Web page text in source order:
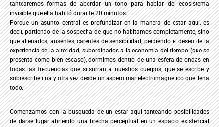
tantearemos formas de abordar un tono para hablar del ecosistema
invisible que ella habitó durante 20 minutos.
Porque un asunto central es profundizar en la manera de estar aquí, es
decir, partiendo de la sospecha de que no habitamos completamente, sino
que alienados, ausentes, carentes de sensibilidad, perdiendo el deseo de la
experiencia de la alteridad, subordinados a la economía del tiempo (que se
presenta como bien escaso), dormimos dentro de una esfera de ondas en
todas las frecuencias que susurran a nuestros cuerpos, que se escribe y
sobrescribe una y otra vez desde un áspéro mar electromagnético que llena
todo.
Comenzamos con la busqueda de un estar aquí tanteando posibilidades
de darse lugar abriendo una brecha perceptual en un espacio existencial